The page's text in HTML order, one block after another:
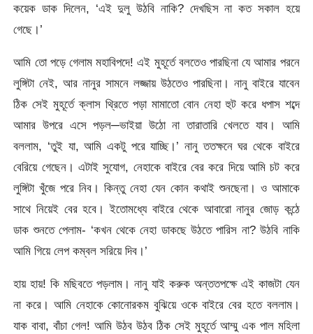
কয়েক ডাক দিলেন, ‘এই দুলু উঠবি নাকি? দেখছিস না কত সকাল হয়ে
গেছে।’
আমি তো পড়ে গেলাম মহাবিপদে! এই মুহূর্তে বলতেও পারছিনা যে আমার পরনে
লুঙ্গিটা নেই, আর নানুর সামনে লজ্জায় উঠতেও পারছিনা। নানু বাইরে যাবেন
ঠিক সেই মুহূর্তে ক্লাস থ্রিতে পড়া মামাতো বোন নেহা হুট করে ধপাস শব্দে
আমার উপরে এসে পড়ল─ভাইয়া উঠো না তারাতারি খেলতে যাব। আমি
বললাম, ‘তুই যা, আমি একটু পরে যাচ্ছি।’ নানু ততক্ষনে ঘর থেকে বাইরে
বেরিয়ে গেছেন। এটাই সুযোগ, নেহাকে বাইরে বের করে দিয়ে আমি চট করে
লুঙ্গিটা খুঁজে পরে নিব। কিন্তু নেহা যেন কোন কথাই শুনছেনা। ও আমাকে
সাথে নিয়েই বের হবে। ইতোমধ্যে বাইরে থেকে আবারো নানুর জোড় কন্ঠে
ডাক শুনতে পেলাম- ‘কখন থেকে নেহা ডাকছে উঠতে পারিস না? উঠবি নাকি
আমি গিয়ে লেপ কম্বল সরিয়ে দিব।’
হায় হায়! কি মছিবতে পড়লাম। নানু যাই করুক অন্ততপক্ষে এই কাজটা যেন
না করে। আমি নেহাকে কোনোরকম বুঝিয়ে ওকে বাইরে বের হতে বললাম।
যাক বাবা, বাঁচা গেল! আমি উঠব উঠব ঠিক সেই মুহূর্তে আম্মু এক পাল মহিলা